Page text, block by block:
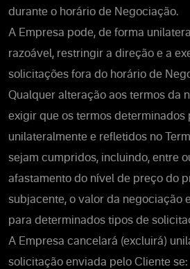
durante o horário de Negociação.
A Empresa pode, de forma
razoável, restringir a direção e a
solicitações fora do horário de
Qualquer alteração aos termos da
exigir que os termos determinados
unilateralmente e refletidos no
sejam cumpridos, incluindo, entre
afastamento do nível de preço do
subjacente, o valor da negociação
para determinados tipos de
A Empresa cancelará (excluirá)
solicitação enviada pelo Cliente se: